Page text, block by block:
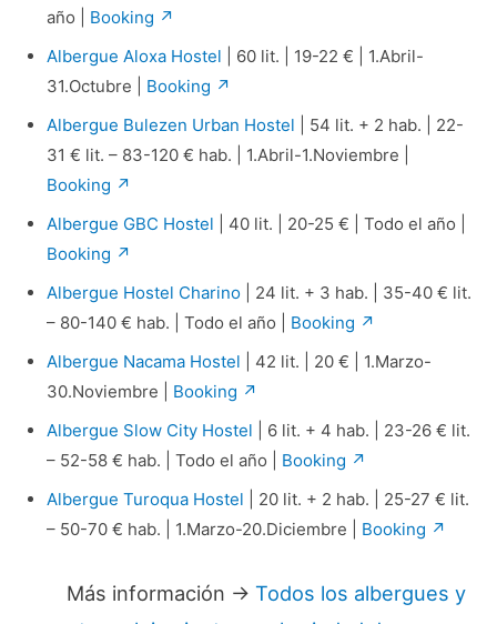
año | Booking ↗
Albergue Aloxa Hostel | 60 lit. | 19-22 € | 1.Abril-
31.Octubre | Booking ↗
Albergue Bulezen Urban Hostel | 54 lit. + 2 hab. | 22-
31 € lit. – 83-120 € hab. | 1.Abril-1.Noviembre |
Booking ↗
Albergue GBC Hostel | 40 lit. | 20-25 € | Todo el año |
Booking ↗
Albergue Hostel Charino| 24 lit. + 3 hab. | 35-40 € lit.
– 80-140 € hab. | Todo el año | Booking ↗
Albergue Nacama Hostel | 42 lit. | 20 € | 1.Marzo-
30.Noviembre | Booking ↗
Albergue Slow City Hostel | 6 lit. + 4 hab. | 23-26 € lit.
– 52-58 € hab. | Todo el año | Booking ↗
Albergue Turoqua Hostel | 20 lit. + 2 hab. | 25-27 € lit.
– 50-70 € hab. | 1.Marzo-20.Diciembre | Booking ↗
Más información → Todos los albergues y